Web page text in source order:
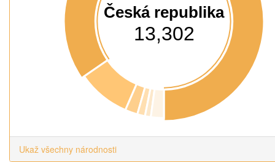
Česká republika
13,302
Ukaž všechny národnosti